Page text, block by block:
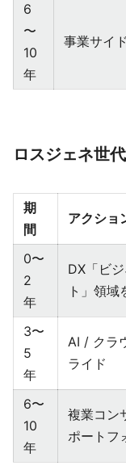
6
〜
10
年
事業サイ
ロスジェネ世
期
間
アクショ
0〜
2
年
DX「ビ
ト」領
3〜
5
年
AI / クラ
ライド
6〜
10
年
複業コン
ポートフ